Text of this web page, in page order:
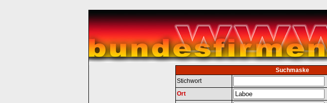
Suchmaske
Stichwort
Ort